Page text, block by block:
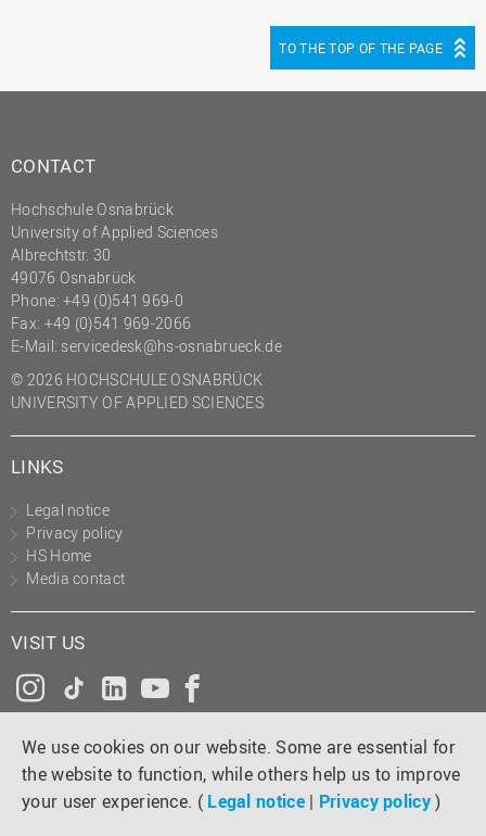
We use cookies on our website. Some are essential for
the website to function, while others help us to improve
your user experience. ( Legal notice | Privacy policy)
TO THE TOP OF THE PAGE
CONTACT
Hochschule Osnabrück
University of Applied Sciences
Albrechtstr. 30
49076 Osnabrück
Phone: +49 (0)541 969-0
Fax: +49 (0)541 969-2066
E-Mail: servicedesk@hs-osnabrueck.de
© 2026 HOCHSCHULE OSNABRÜCK
UNIVERSITY OF APPLIED SCIENCES
LINKS
Legal notice
Privacy policy
HS Home
Media contact
VISIT US
Instagram
Tiktok
LinkedInYouTube